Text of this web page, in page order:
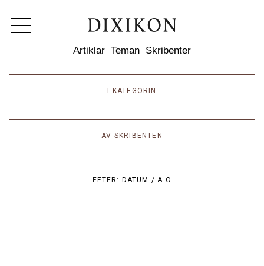
Artiklar Teman Skribenter
I KATEGORIN
AV SKRIBENTEN
EFTER: DATUM /A-Ö